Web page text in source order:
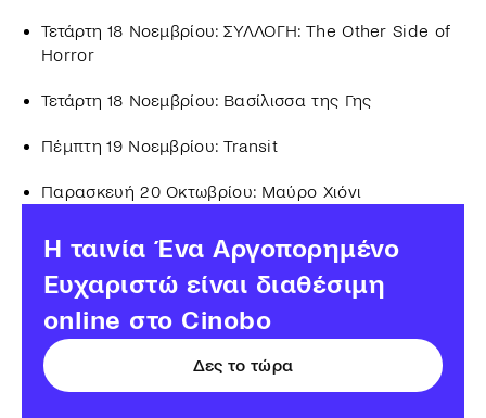
Τετάρτη 18 Νοεμβρίου: ΣΥΛΛΟΓΗ: The Other Side of
Horror
Τετάρτη 18 Νοεμβρίου: Βασίλισσα της Γης
Πέμπτη 19 Νοεμβρίου: Transit
Παρασκευή 20 Οκτωβρίου: Μαύρο Χιόνι
H ταινία Ένα Αργοπορημένο
Ευχαριστώ είναι διαθέσιμη
online στο Cinobo
Δες το τώρα